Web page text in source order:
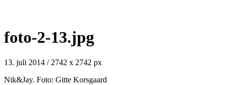
foto-2-13.jpg
13. juli 2014 / 2742 x 2742 px
Nik&Jay. Foto: Gitte Korsgaard